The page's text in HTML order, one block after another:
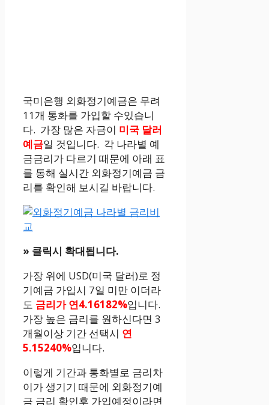
국미은행 외화정기예금은 무려
11개 통화를 가입할 수있습니
다. 가장 많은 자금이 미국 달러
예금일 것입니다. 각 나라별 예
금금리가 다르기 때문에 아래 표
를 통해 실시간 외화정기예금 금
리를 확인해 보시길 바랍니다.
» 클릭시 확대됩니다.
가장 위에 USD(미국 달러)로 정
기예금 가입시 7일 미만 이더라
도 금리가 연4.16182%입니다.
가장 높은 금리를 원하신다면 3
개월이상 기간 선택시 연
5.15240%입니다.
이렇게 기간과 통화별로 금리차
이가 생기기 때문에 외화정기예
금 금리 확인후 가입예정이라면